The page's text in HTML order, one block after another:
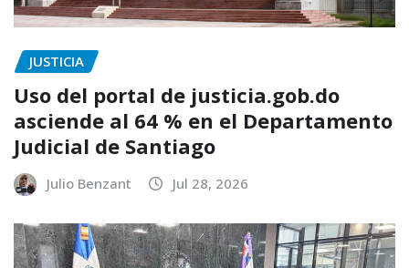
JUSTICIA
Uso del portal de justicia.gob.do
asciende al 64 % en el Departamento
Judicial de Santiago
Julio Benzant Jul 28, 2026